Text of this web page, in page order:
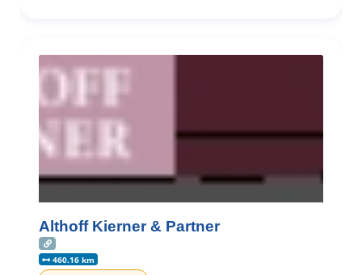
Althoff Kierner & Partner
460.16 km